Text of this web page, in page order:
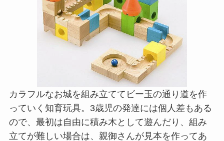
カラフルなお城を組み立ててビー玉の通り道を作
っていく知育玩具。3歳児の発達には個人差もある
ので、最初は自由に積み木として遊んだり、組み
立てが難しい場合は、親御さんが見本を作ってあ